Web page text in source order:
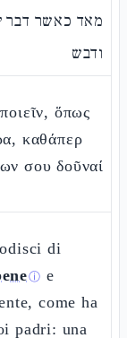
מאד כאשר דבר
ודבש
ὅπως
καθάπερ
σου δοῦναί
di
ⓘ e
come ha
padri: una